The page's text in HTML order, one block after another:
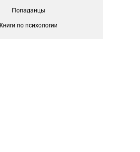
Попаданцы
Книги по психологии